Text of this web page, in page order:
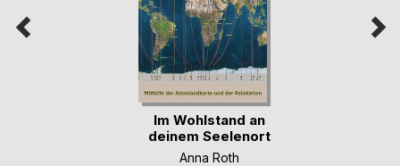
Im Wohlstand an
deinem Seelenort
Anna Roth